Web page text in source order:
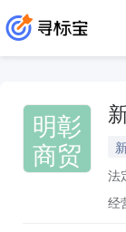
明彰
商贸
法
经